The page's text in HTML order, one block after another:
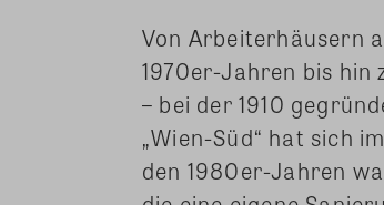
Von Arbeiterhäusern
1970er-Jahren bis
– bei der 1910
„Wien-Süd“ hat sich
den 1980er-Jahren